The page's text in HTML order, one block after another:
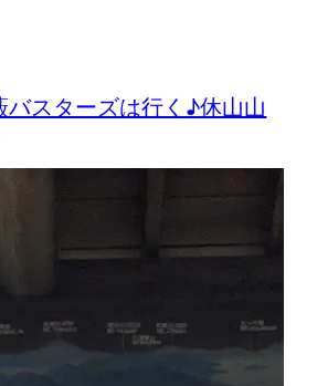
スターズは行く♪休山山